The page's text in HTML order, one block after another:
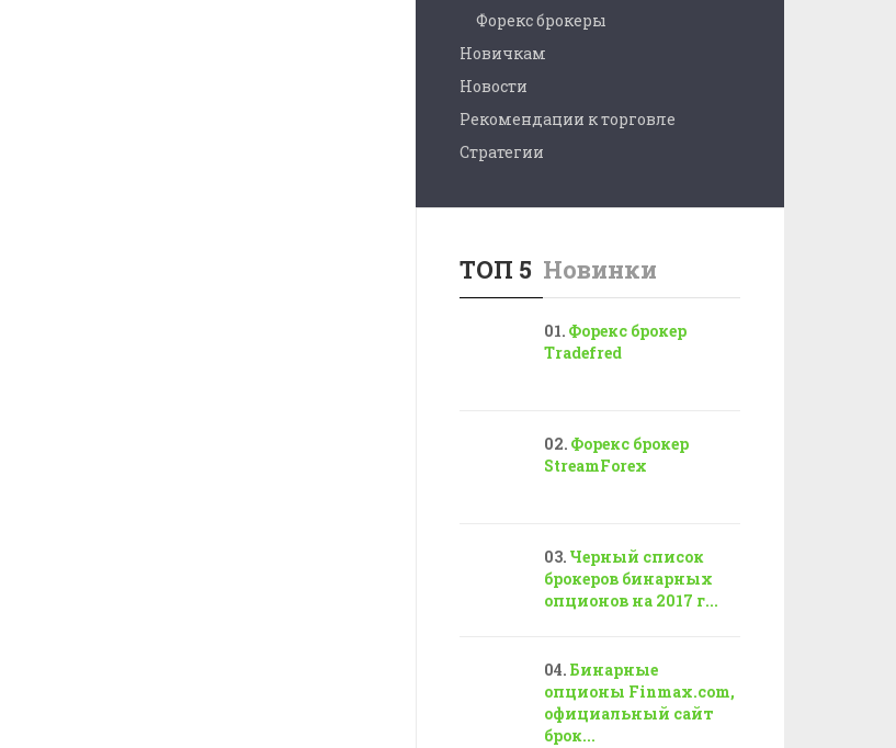
Форекс брокеры
Новичкам
Новости
Рекомендации к торговле
Стратегии
ТОП 5 Новинки
Форекс брокер
Tradefred
Форекс брокер
StreamForex
Черный список
брокеров бинарных
опционов на 2017 г...
Бинарные
опционы Finmax.com,
официальный сайт
брок...